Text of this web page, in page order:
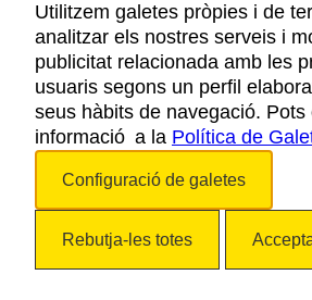
AVÍS LEGAL
POLÍTICA DE
COOKIES
ACCESSIBILITAT
Utilitzem galetes pròpies i de
analitzar els nostres serveis i
publicitat relacionada amb les
usuaris segons un perfil
seus hàbits de navegació. Pots
informació a la Política de
Configuració de galetes
Rebutja-les totes